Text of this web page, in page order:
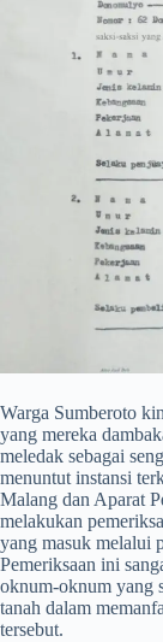
​Warga Sumberoto
yang mereka
meledak sebagai
menuntut instansi
Malang dan Aparat
melakukan
yang masuk melalui
Pemeriksaan ini
oknum-oknum yang
tanah dalam
tersebut.